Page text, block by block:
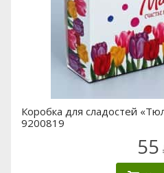
Коробка для сладостей
9200819
55